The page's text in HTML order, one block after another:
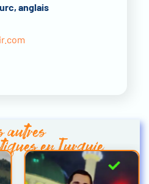
anglais
autres
en Turquie